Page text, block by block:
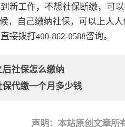
新工作，不想社保断缴，可
，自己缴纳社保，可以上人
接拨打400-862-0588咨询。
后社保怎么缴纳
保代缴一个月多少钱
声明：本站原创文章所